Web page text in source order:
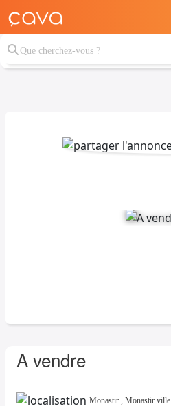
A vendre
Monastir , Monastir ville